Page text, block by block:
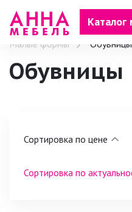
Малые формы Обувницы
Обувницы
Сортировка по цене
Сортировка по